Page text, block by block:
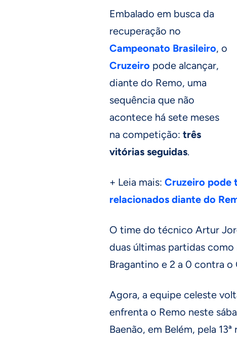
Embalado em busca da
recuperação no
Campeonato Brasileiro, o
Cruzeiro pode alcançar,
diante do Remo, uma
sequência que não
acontece há sete meses
na competição: três
vitórias seguidas.
+ Leia mais: Cruzeiro pode
relacionados diante do
O time do técnico Artur
duas últimas partidas
Bragantino e 2 a 0 contra o
Agora, a equipe celeste
enfrenta o Remo neste
Baenão, em Belém, pela